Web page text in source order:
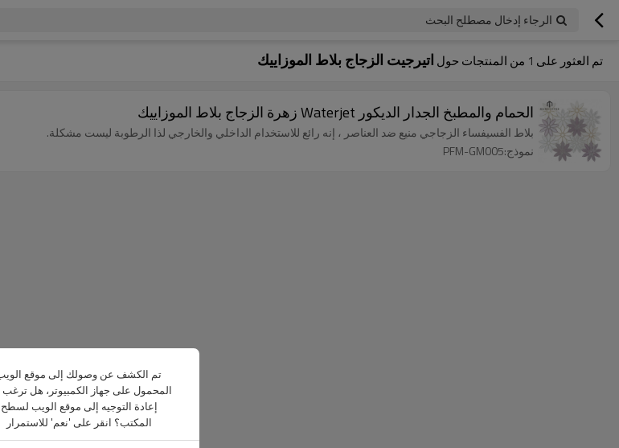
الرجاء إدخال مصطلح البحث
تم العثور على 1 من المنتجات حول اتيرجيت الزجاج بلاط الموزاييك
الحمام والمطبخ الجدار الديكور Waterjet زهرة الزجاج بلاط الموزاييك
بلاط الفسيفساء الزجاجي منيع ضد العناصر ، إنه رائع للاستخدام الداخلي والخارجي لذا الرطوبة ليست مشكلة.
نموذج:PFM-GM005
تم الكشف عن وصولك إلى موقع
المحمول على جهاز الكمبيوتر، هل
إعادة التوجيه إلى موقع الويب لسطح
المكتب؟ انقر على 'نعم' للاستمرار